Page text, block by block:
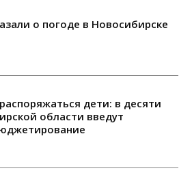
о погоде в Новосибирске
дети: в десяти
области введут